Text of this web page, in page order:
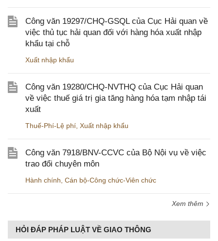
Công văn 19297/CHQ-GSQL của Cục Hải quan về
việc thủ tục hải quan đối với hàng hóa xuất nhập
khẩu tại chỗ
Xuất nhập khẩu
Công văn 19280/CHQ-NVTHQ của Cục Hải quan
về việc thuế giá trị gia tăng hàng hóa tạm nhập tái
xuất
Thuế-Phí-Lệ phí Xuất nhập khẩu
Công văn 7918/BNV-CCVC của Bộ Nội vụ về việc
trao đổi chuyên môn
Hành chính Cán bộ-Công chức-Viên chức
Xem thêm
HỎI ĐÁP PHÁP LUẬT VỀ GIAO THÔNG